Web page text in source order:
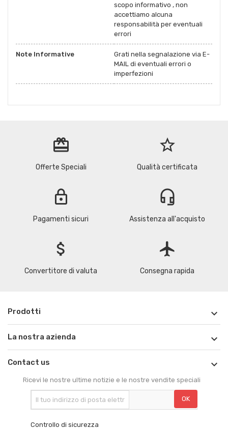
scopo informativo , non
accettiamo alcuna
responsabilità per eventuali
errori
Note Informative
Grati nella segnalazione via E-
MAIL di eventuali errori o
imperfezioni
redeem
Offerte Speciali
star_border
Qualità certificata
lock
Pagamenti sicuri
headset_mic
Assistenza all'acquisto
attach_money
Convertitore di valuta
flight
Consegna rapida
Prodotti 
La nostra azienda 
Contact us 
Ricevi le nostre ultime notizie e le nostre vendite speciali
Controllo di sicurezza